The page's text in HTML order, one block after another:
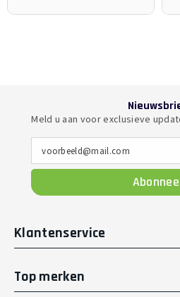
Meld u aan voor exclusieve
voorbeeld@mail.com
Klantenservice
Top merken